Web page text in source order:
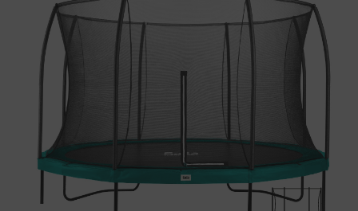
dem Trampolin eine sichere Basis. Das Sicherheitsnetz ist so
konzipiert, dass es optimalen Schutz und Sicherheit beim Springen
bietet. Die Konstruktion des Oberrings aus Stahl sorgt dafür, dass das
weiche, feinmaschige Netz in einer eleganten Form gehalten wird und
dadurch besonders schön gespannt bleibt. Der Eingang des
Sicherheitsnetzes ist mit einem doppelseitigen Reißverschluss
versehen, sodass du das Trampolin einfach betreten und das Netz
wieder gut verschließen kannst.
Eigenschaften:
- Verzinkter Stahlrahmen mit schwarz glänzender Beschichtung;
- Starkes, feinmaschiges Sicherheitsnetz versehen mit